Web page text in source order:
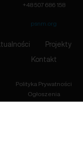
+48 507 686 158
psnm.org
Projekty
Kontakt
Polityka Prywatności
Ogłoszenia